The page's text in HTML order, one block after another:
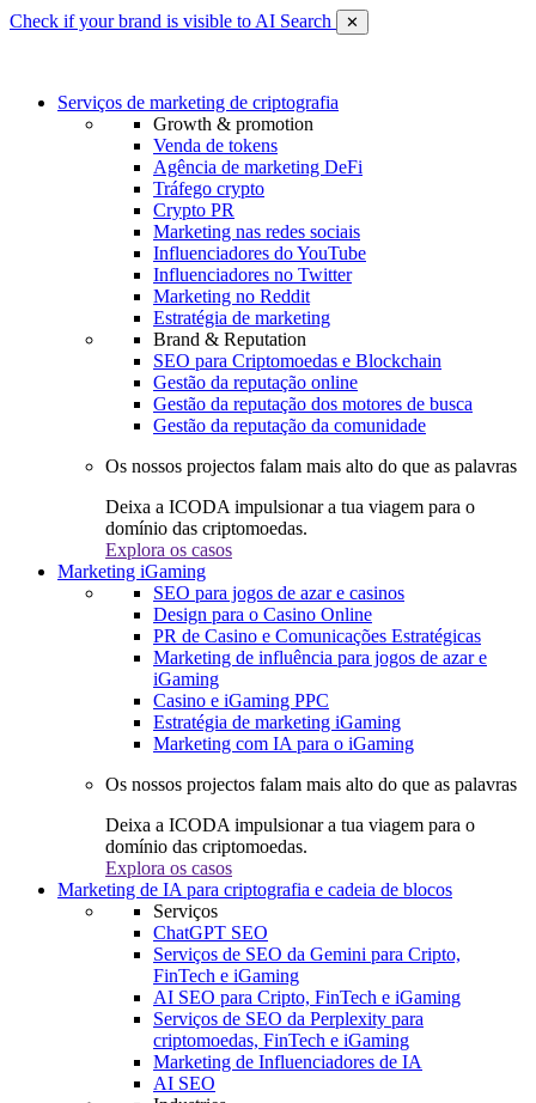
Check if your brand is visible to AI Search ✕
Serviços de marketing de criptografia
Growth & promotion
Venda de tokens
Agência de marketing DeFi
Tráfego crypto
Crypto PR
Marketing nas redes sociais
Influenciadores do YouTube
Influenciadores no Twitter
Marketing no Reddit
Estratégia de marketing
Brand & Reputation
SEO para Criptomoedas e Blockchain
Gestão da reputação online
Gestão da reputação dos motores de busca
Gestão da reputação da comunidade
Os nossos projectos falam mais alto do que as palavras
Deixa a ICODA impulsionar a tua viagem para o
domínio das criptomoedas.
Explora os casos
Marketing iGaming
SEO para jogos de azar e casinos
Design para o Casino Online
PR de Casino e Comunicações Estratégicas
Marketing de influência para jogos de azar e
iGaming
Casino e iGaming PPC
Estratégia de marketing iGaming
Marketing com IA para o iGaming
Os nossos projectos falam mais alto do que as palavras
Deixa a ICODA impulsionar a tua viagem para o
domínio das criptomoedas.
Explora os casos
Marketing de IA para criptografia e cadeia de blocos
Serviços
ChatGPT SEO
Serviços de SEO da Gemini para Cripto,
FinTech e iGaming
AI SEO para Cripto, FinTech e iGaming
Serviços de SEO da Perplexity para
criptomoedas, FinTech e iGaming
Marketing de Influenciadores de IA
AI SEO